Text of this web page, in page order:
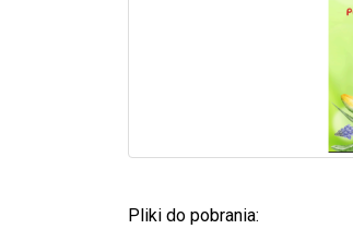
Pliki do pobrania: